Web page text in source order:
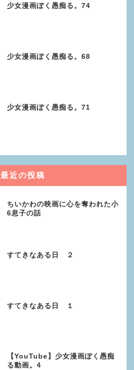
少女漫画ぽく愚痴る。74
少女漫画ぽく愚痴る。68
少女漫画ぽく愚痴る。71
最近の投稿
ちいかわの映画に心を奪われた小
6息子の話
すてきなある日 ２
すてきなある日 １
【YouTube】少女漫画ぽく愚痴
る動画。4